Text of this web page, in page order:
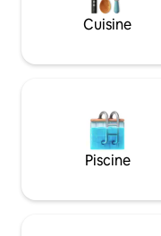
des arrêts.
Cuisine
Piscine